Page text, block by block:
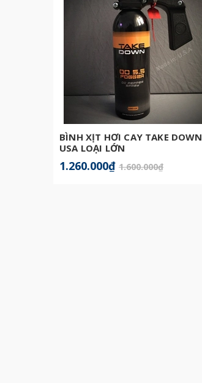
BÌNH XỊT HƠI CAY TAKE DOWN
USA LOẠI LỚN
1.260.000₫ 1.600.000₫